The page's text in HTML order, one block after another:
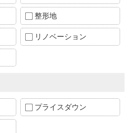
整形地
リノベーション
プライスダウン